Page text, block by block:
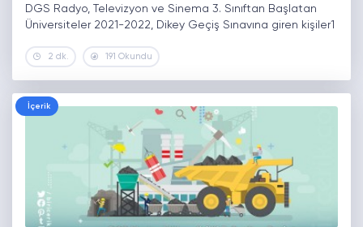
DGS Radyo, Televizyon ve Sinema 3. Sınıftan Başlatan
Üniversiteler 2021-2022, Dikey Geçiş Sınavına giren kişiler1
2 dk. 191 Okundu
İçerik